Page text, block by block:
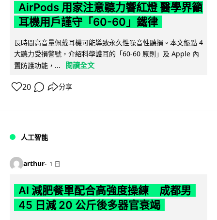
AirPods 用家注意聽力響紅燈 醫學界籲
耳機用戶謹守「60-60」鐵律
長時間高音量佩戴耳機可能導致永久性噪音性聽損。本文盤點 4
大聽力受損警號，介紹科學護耳的「60-60 原則」及 Apple 內
置防護功能，...
閱讀全文
20 分享
人工智能
arthur 1 日
AI 減肥餐單配合高強度操練 成都男
45 日減 20 公斤後多器官衰竭